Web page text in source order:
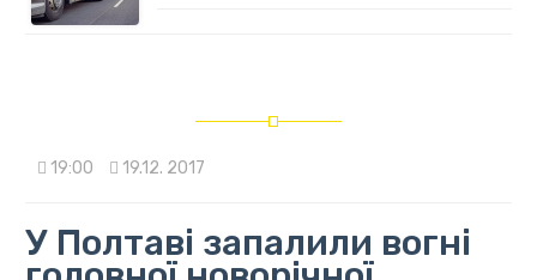
19:00 19.12. 2017
У Полтаві запалили вогні